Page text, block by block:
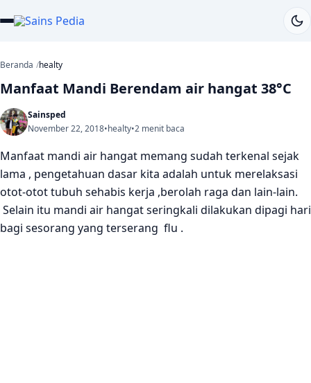
Beranda healty
Manfaat Mandi Berendam air hangat 38°C
Sainsped
November 22, 2018•healty•2 menit baca
Manfaat mandi air hangat memang sudah terkenal sejak
lama , pengetahuan dasar kita adalah untuk merelaksasi
otot-otot tubuh sehabis kerja ,berolah raga dan lain-lain.
Selain itu mandi air hangat seringkali dilakukan dipagi hari
bagi sesorang yang terserang flu .